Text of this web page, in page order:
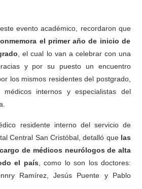
evento académico, recordaron que
el primer año de inicio de
, el cual lo van a celebrar con una
y por su puesto un encuentro
los mismos residentes del postgrado,
internos y especialistas del
residente interno del servicio de
Central San Cristóbal, detalló que las
de médicos neurólogos de alta
el país , como lo son los doctores:
Ramírez, Jesús Puente y Pablo